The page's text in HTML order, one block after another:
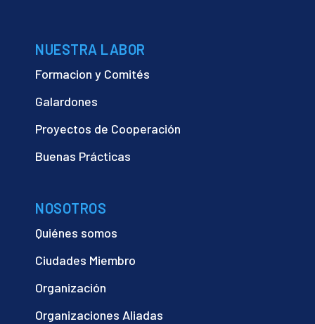
NUESTRA LABOR
Formacion y Comités
Galardones
Proyectos de Cooperación
Buenas Prácticas
NOSOTROS
Quiénes somos
Ciudades Miembro
Organización
Organizaciones Aliadas